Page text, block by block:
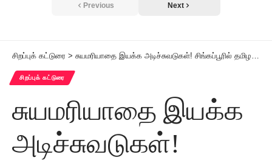
Previous Next
சிறப்புக் கட்டுரை > சுயமரியாதை இயக்க அடிச்சுவடுகள்! சிங்கப்பூரில் தமிழர் சீர்திருத்த சங்கம்
சிறப்புக் கட்டுரை
சுயமரியாதை இயக்க
அடிச்சுவடுகள்!